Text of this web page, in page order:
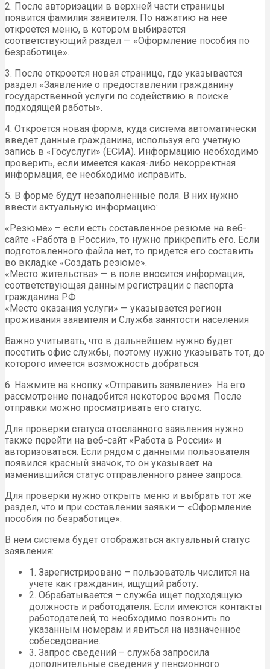
2. После авторизации в верхней части страницы
появится фамилия заявителя. По нажатию на нее
откроется меню, в котором выбирается
соответствующий раздел — «Оформление пособия по
безработице».
3. После откроется новая странице, где указывается
раздел «Заявление о предоставлении гражданину
государственной услуги по содействию в поиске
подходящей работы».
4. Откроется новая форма, куда система автоматически
введет данные гражданина, используя его учетную
запись в «Госуслуги» (ЕСИА). Информацию необходимо
проверить, если имеется какая-либо некорректная
информация, ее необходимо исправить.
5. В форме будут незаполненные поля. В них нужно
ввести актуальную информацию:
«Резюме» – если есть составленное резюме на веб-
сайте «Работа в России», то нужно прикрепить его. Если
подготовленного файла нет, то придется его составить
во вкладке «Создать резюме».
«Место жительства» — в поле вносится информация,
соответствующая данным регистрации с паспорта
гражданина РФ.
«Место оказания услуги» — указывается регион
проживания заявителя и Служба занятости населения
Важно учитывать, что в дальнейшем нужно будет
посетить офис службы, поэтому нужно указывать тот, до
которого имеется возможность добраться.
6. Нажмите на кнопку «Отправить заявление». На его
рассмотрение понадобится некоторое время. После
отправки можно просматривать его статус.
Для проверки статуса отосланного заявления нужно
также перейти на веб-сайт «Работа в России» и
авторизоваться. Если рядом с данными пользователя
появился красный значок, то он указывает на
изменившийся статус отправленного ранее запроса.
Для проверки нужно открыть меню и выбрать тот же
раздел, что и при составлении заявки — «Оформление
пособия по безработице».
В нем система будет отображаться актуальный статус
заявления:
1. Зарегистрировано – пользователь числится на
учете как гражданин, ищущий работу.
2. Обрабатывается – служба ищет подходящую
должность и работодателя. Если имеются контакты
работодателей, то необходимо позвонить по
указанным номерам и явиться на назначенное
собеседование.
3. Запрос сведений – служба запросила
дополнительные сведения у пенсионного